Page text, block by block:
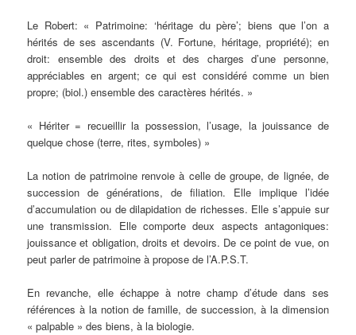
Le Robert: « Patrimoine: ‘héritage du père’; biens que l’on a
hérités de ses ascendants (V. Fortune, héritage, propriété); en
droit: ensemble des droits et des charges d’une personne,
appréciables en argent; ce qui est considéré comme un bien
propre; (biol.) ensemble des caractères hérités. »
« Hériter = recueillir la possession, l’usage, la jouissance de
quelque chose (terre, rites, symboles) »
La notion de patrimoine renvoie à celle de groupe, de lignée, de
succession de générations, de filiation. Elle implique l’idée
d’accumulation ou de dilapidation de richesses. Elle s’appuie sur
une transmission. Elle comporte deux aspects antagoniques:
jouissance et obligation, droits et devoirs. De ce point de vue, on
peut parler de patrimoine à propose de l’A.P.S.T.
En revanche, elle échappe à notre champ d’étude dans ses
références à la notion de famille, de succession, à la dimension
« palpable » des biens, à la biologie.